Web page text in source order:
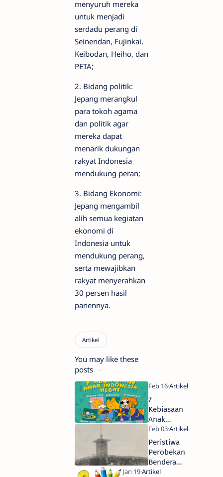
menyuruh mereka
untuk menjadi
serdadu perang di
Seinendan, Fujinkai,
Keibodan, Heiho, dan
PETA;
2. Bidang politik:
Jepang merangkul
para tokoh agama
dan politik agar
mereka dapat
menarik dukungan
rakyat Indonesia
mendukung peran;
3. Bidang Ekonomi:
Jepang mengambil
alih semua kegiatan
ekonomi di
Indonesia untuk
mendukung perang,
serta mewajibkan
rakyat menyerahkan
30 persen hasil
panennya.
You may like these
posts
7
Kebiasaan
Anak
Indonesia
Hebat
Peristiwa
Perobekan
Bendera
Belanda di